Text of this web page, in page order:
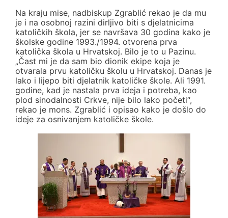
Na kraju mise, nadbiskup Zgrablić rekao je da mu
je i na osobnoj razini dirljivo biti s djelatnicima
katoličkih škola, jer se navršava 30 godina kako je
školske godine 1993./1994. otvorena prva
katolička škola u Hrvatskoj. Bilo je to u Pazinu.
„Čast mi je da sam bio dionik ekipe koja je
otvarala prvu katoličku školu u Hrvatskoj. Danas je
lako i lijepo biti djelatnik katoličke škole. Ali 1991.
godine, kad je nastala prva ideja i potreba, kao
plod sinodalnosti Crkve, nije bilo lako početi“,
rekao je mons. Zgrablić i opisao kako je došlo do
ideje za osnivanjem katoličke škole.